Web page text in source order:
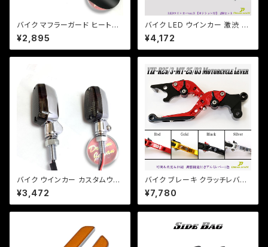
バイク マフラーガード ヒートガ
ード 湾曲タイプ 【ブラック】マフ
ラー 火傷防止 カスタム バンド
取り付けサイズ40〜65mm/a3
¥2,895
バイク LED ウインカー 激渋 激
光 / 2個セット / 【シルバー・ブラ
ック選択】ver.3 ポジションラン
プ付 アメリカン レトロ チョッパ
¥4,172
バイク ウインカー カスタムウイ
ンカー ver.1 【シルバー/スモー
クレンズ】 汎用 2個セット CB/X
JR/Z/ゼファー/バリオス/a254
¥3,472
バイク ブレーキ クラッチレバー
左右セット YZF-R25 YZF-R3
MT-25 MT-03【a361】 可倒&
角度&伸縮 調整機能付き
¥7,780